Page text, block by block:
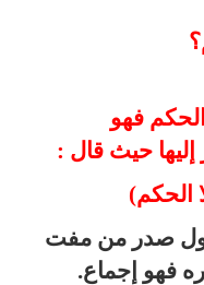
فهو
حيث قال :
الحكم)
صدر من مفت
فهو إجماع.